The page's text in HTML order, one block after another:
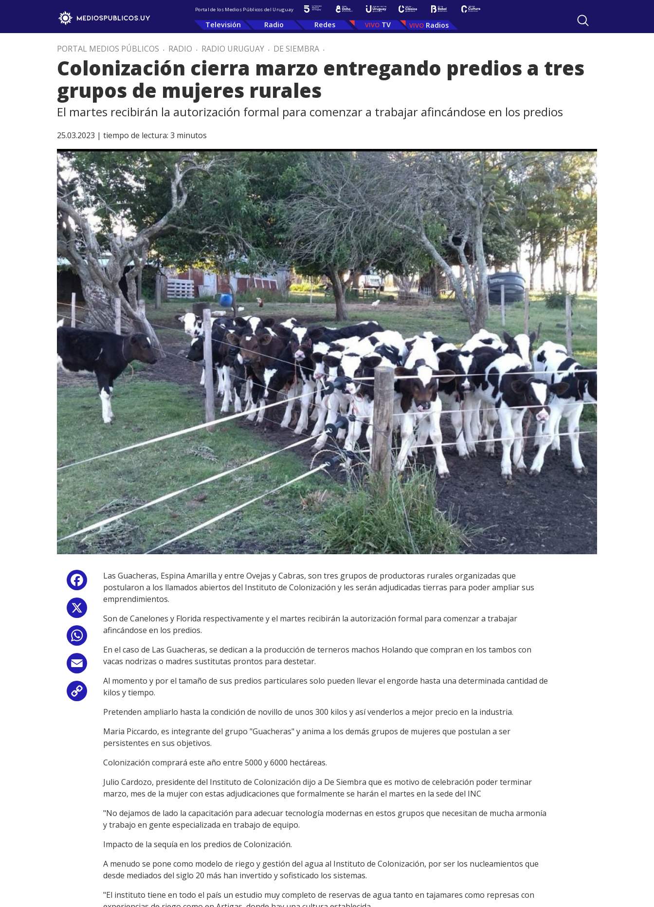
Portal de los Medios Públicos del Uruguay
Televisión Radio Redes TV Radios
PORTAL MEDIOS PÚBLICOS . RADIO . RADIO URUGUAY . DE SIEMBRA .
Colonización cierra marzo entregando predios a tres
grupos de mujeres rurales
El martes recibirán la autorización formal para comenzar a trabajar afincándose en los predios
25.03.2023 | tiempo de lectura: 3 minutos
Facebook
Email
Copy
Link
Las Guacheras, Espina Amarilla y entre Ovejas y Cabras, son tres grupos de productoras rurales organizadas que
postularon a los llamados abiertos del Instituto de Colonización y les serán adjudicadas tierras para poder ampliar sus
emprendimientos.
Son de Canelones y Florida respectivamente y el martes recibirán la autorización formal para comenzar a trabajar
afincándose en los predios.
En el caso de Las Guacheras, se dedican a la producción de terneros machos Holando que compran en los tambos con
vacas nodrizas o madres sustitutas prontos para destetar.
Al momento y por el tamaño de sus predios particulares solo pueden llevar el engorde hasta una determinada cantidad de
kilos y tiempo.
Pretenden ampliarlo hasta la condición de novillo de unos 300 kilos y así venderlos a mejor precio en la industria.
Maria Piccardo, es integrante del grupo "Guacheras" y anima a los demás grupos de mujeres que postulan a ser
persistentes en sus objetivos.
Colonización comprará este año entre 5000 y 6000 hectáreas.
Julio Cardozo, presidente del Instituto de Colonización dijo a De Siembra que es motivo de celebración poder terminar
marzo, mes de la mujer con estas adjudicaciones que formalmente se harán el martes en la sede del INC
"No dejamos de lado la capacitación para adecuar tecnología modernas en estos grupos que necesitan de mucha armonía
y trabajo en gente especializada en trabajo de equipo.
Impacto de la sequía en los predios de Colonización.
A menudo se pone como modelo de riego y gestión del agua al Instituto de Colonización, por ser los nucleamientos que
desde mediados del siglo 20 más han invertido y sofisticado los sistemas.
"El instituto tiene en todo el país un estudio muy completo de reservas de agua tanto en tajamares como represas con